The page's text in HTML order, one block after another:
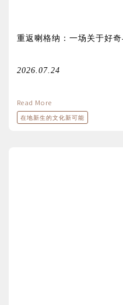
重返喇格纳：一场关于好
2026.07.24
Read More
在地新生的文化新可能